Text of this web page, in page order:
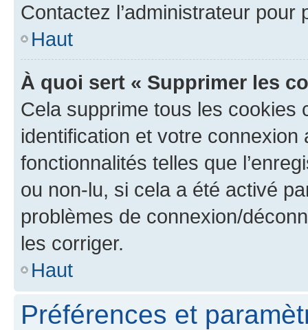
Contactez l’administrateur
Haut
À quoi sert « Supprimer les
Cela supprime tous les cookies
identification et votre
fonctionnalités telles que
ou non-lu, si cela a été activé
problèmes de connexion/
les corriger.
Haut
Préférences et